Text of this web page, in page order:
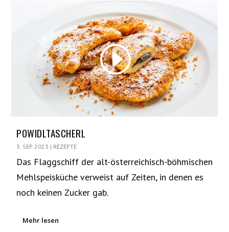
POWIDLTASCHERL
3. SEP. 2023 | REZEPTE
Das Flaggschiff der alt-österreichisch-böhmischen
Mehlspeisküche verweist auf Zeiten, in denen es
noch keinen Zucker gab.
Mehr lesen